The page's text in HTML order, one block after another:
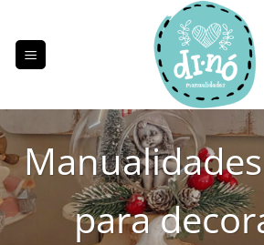
contenido
Manualidades
para